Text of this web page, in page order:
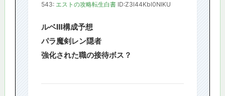
543: エストの攻略転生白書 ID:Z3l44Kbl0NIKU
ルベⅢ構成予想
パラ魔剣レン隠者
強化された職の接待ボス？